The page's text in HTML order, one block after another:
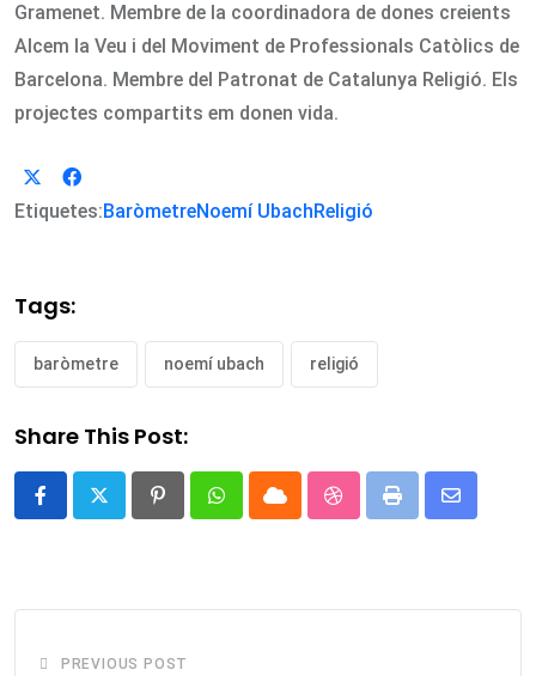
Gramenet. Membre de la coordinadora de dones creients
Alcem la Veu i del Moviment de Professionals Catòlics de
Barcelona. Membre del Patronat de Catalunya Religió. Els
projectes compartits em donen vida.
Etiquetes:BaròmetreNoemí UbachReligió
Tags:
baròmetre noemí ubach religió
Share This Post:
PinterestWhatsappCloud StumbleUpon
Print
Share
PREVIOUS POST